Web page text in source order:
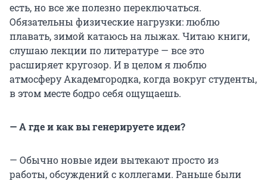
есть, но все же полезно переключаться.
Обязательны физические нагрузки: люблю
плавать, зимой катаюсь на лыжах. Читаю книги,
слушаю лекции по литературе — все это
расширяет кругозор. И в целом я люблю
атмосферу Академгородка, когда вокруг студенты,
в этом месте бодро себя ощущаешь.
— А где и как вы генерируете идеи?
— Обычно новые идеи вытекают просто из
работы, обсуждений с коллегами. Раньше были